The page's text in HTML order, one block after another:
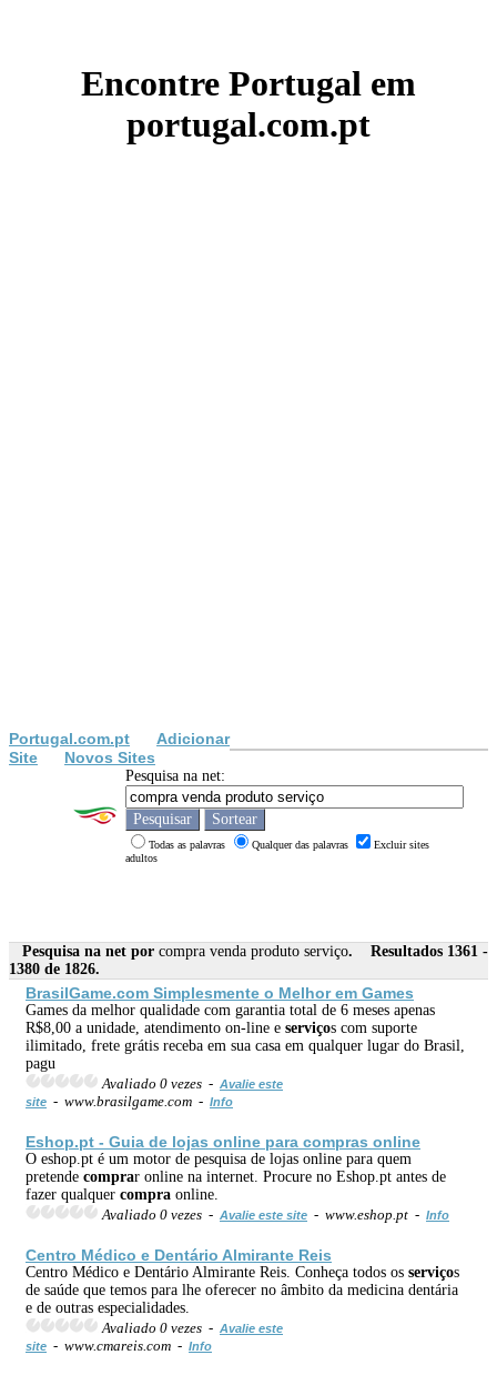
Encontre Portugal em
portugal.com.pt
Portugal.com.pt
Adicionar
Site
Novos Sites
Pesquisa na net:
Todas as palavras Qualquer das palavras
Excluir sites
adultos
Pesquisa na net por compra venda produto serviço. Resultados 1361 -
1380 de 1826.
BrasilGame.com Simplesmente o Melhor em Games
Games da melhor qualidade com garantia total de 6 meses apenas
R$8,00 a unidade, atendimento on-line e serviços com suporte
ilimitado, frete grátis receba em sua casa em qualquer lugar do Brasil,
pagu
Avaliado 0 vezes - Avalie este
site - www.brasilgame.com - Info
Eshop.pt - Guia de lojas online para compras online
O eshop.pt é um motor de pesquisa de lojas online para quem
pretende comprar online na internet. Procure no Eshop.pt antes de
fazer qualquer compra online.
Avaliado 0 vezes - Avalie este site - www.eshop.pt - Info
Centro Médico e Dentário Almirante Reis
Centro Médico e Dentário Almirante Reis. Conheça todos os serviços
de saúde que temos para lhe oferecer no âmbito da medicina dentária
e de outras especialidades.
Avaliado 0 vezes - Avalie este
site - www.cmareis.com - Info